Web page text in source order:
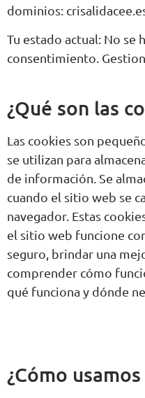
dominios:
Tu estado actual: No se
consentimiento.
¿Qué son las
Las cookies son
se utilizan para
de información. Se
cuando el sitio web se
navegador. Estas
el sitio web funcione
seguro, brindar una
comprender cómo
qué funciona y dónde
¿Cómo